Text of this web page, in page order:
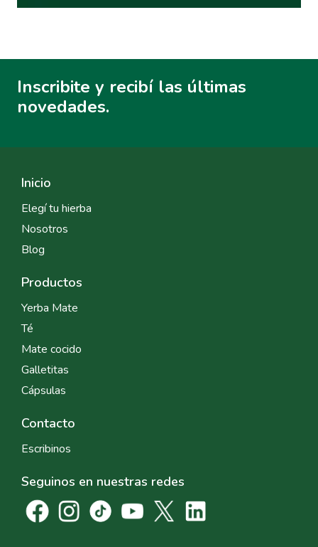
Inscribite y recibí las últimas
novedades.
Inicio
Elegí tu hierba
Nosotros
Blog
Productos
Yerba Mate
Té
Mate cocido
Galletitas
Cápsulas
Contacto
Escribinos
Seguinos en nuestras redes